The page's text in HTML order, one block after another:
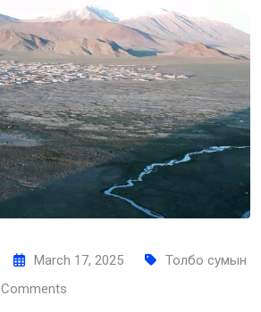
March 17, 2025
Толбо сумын
Comments